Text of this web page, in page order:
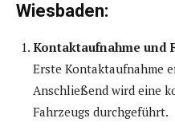
Wiesbaden:
Kontaktaufnahme und
Erste Kontaktaufnahme
Anschließend wird eine
Fahrzeugs durchgeführt.